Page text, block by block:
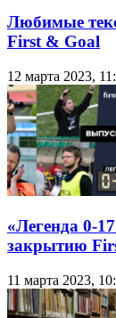
Любимые
First & Goal
12 марта 2023,
«Легенда 0-
закрытию
11 марта 2023,